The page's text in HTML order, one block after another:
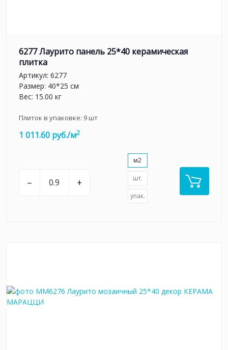
6277 Лаурито панель 25*40 керамическая
плитка
Артикул: 6277
Размер: 40*25 см
Вес: 15.00 кг
Плиток в упаковке: 9шт
1 011.60 руб./м2
– +
м2
шт.
упак.